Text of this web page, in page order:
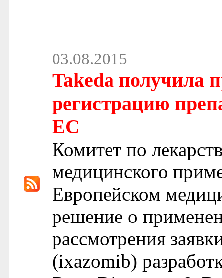
03.08.2015
Takeda получила
регистрацию
ЕС
Комитет по
медицинского
Европейском
решение о
рассмотрения
(ixazomib)